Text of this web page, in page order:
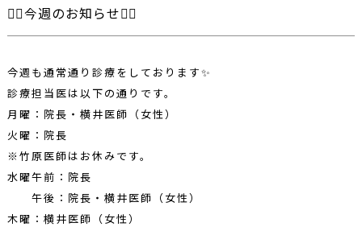
🏃‍♀️今週のお知らせ🏃‍♂️
今週も通常通り診療をしております✨
診療担当医は以下の通りです。
月曜：院長・横井医師（女性）
火曜：院長
※竹原医師はお休みです。
水曜午前：院長
午後：院長・横井医師（女性）
木曜：横井医師（女性）